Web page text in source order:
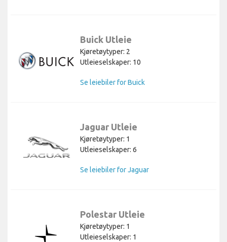
Buick Utleie
Kjøretøytyper: 2
Utleieselskaper: 10
Se leiebiler for Buick
Jaguar Utleie
Kjøretøytyper: 1
Utleieselskaper: 6
Se leiebiler for Jaguar
Polestar Utleie
Kjøretøytyper: 1
Utleieselskaper: 1